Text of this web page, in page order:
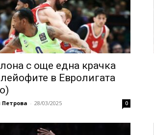
с още една крачка
в Евролигата
Петрова - 28/03/2025 0